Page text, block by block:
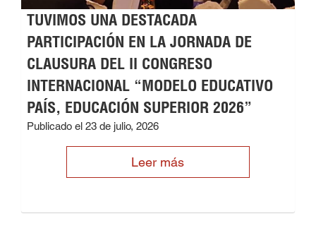
TUVIMOS UNA DESTACADA
PARTICIPACIÓN EN LA JORNADA DE
CLAUSURA DEL II CONGRESO
INTERNACIONAL “MODELO EDUCATIVO
PAÍS, EDUCACIÓN SUPERIOR 2026”
Publicado el 23 de julio, 2026
Leer más